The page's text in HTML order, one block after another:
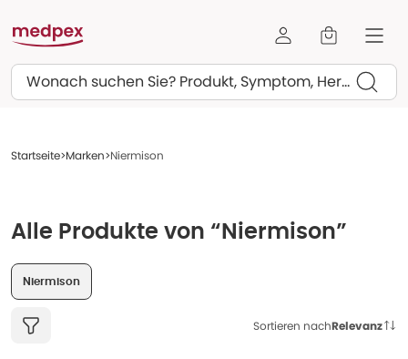
Suchen
Startseite Marken Niermison
Alle Produkte von “Niermison”
Niermison
Sortieren nachRelevanz